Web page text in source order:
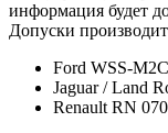
информация будет
Допуски
Ford WSS-
Jaguar / Land
Renault RN